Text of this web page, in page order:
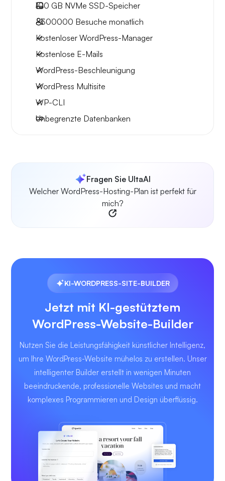
100 GB NVMe SSD-Speicher
~300000 Besuche monatlich
Kostenloser WordPress-Manager
Kostenlose E-Mails
WordPress-Beschleunigung
WordPress Multisite
WP-CLI
Unbegrenzte Datenbanken
Fragen Sie UltaAI
Welcher WordPress-Hosting-Plan ist perfekt für
mich?
KI-WORDPRESS-SITE-BUILDER
Jetzt mit KI-gestütztem
WordPress-Website-Builder
Nutzen Sie die Leistungsfähigkeit künstlicher Intelligenz,
um Ihre WordPress-Website mühelos zu erstellen. Unser
intelligenter Builder erstellt in wenigen Minuten
beeindruckende, professionelle Websites und macht
komplexes Programmieren und Design überflüssig.